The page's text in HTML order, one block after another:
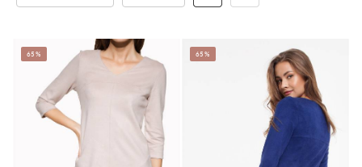
65% 65%